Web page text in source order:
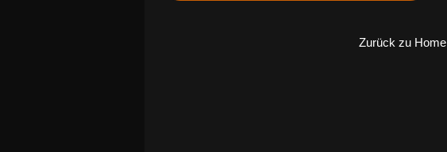
Zurück zu Home